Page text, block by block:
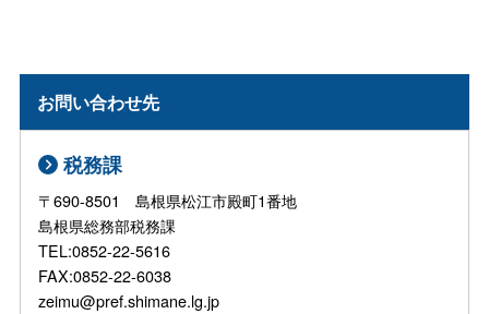
お問い合わせ先
税務課
〒690-8501 島根県松江市殿町1番地
島根県総務部税務課
TEL:0852-22-5616
FAX:0852-22-6038
zeimu@pref.shimane.lg.jp